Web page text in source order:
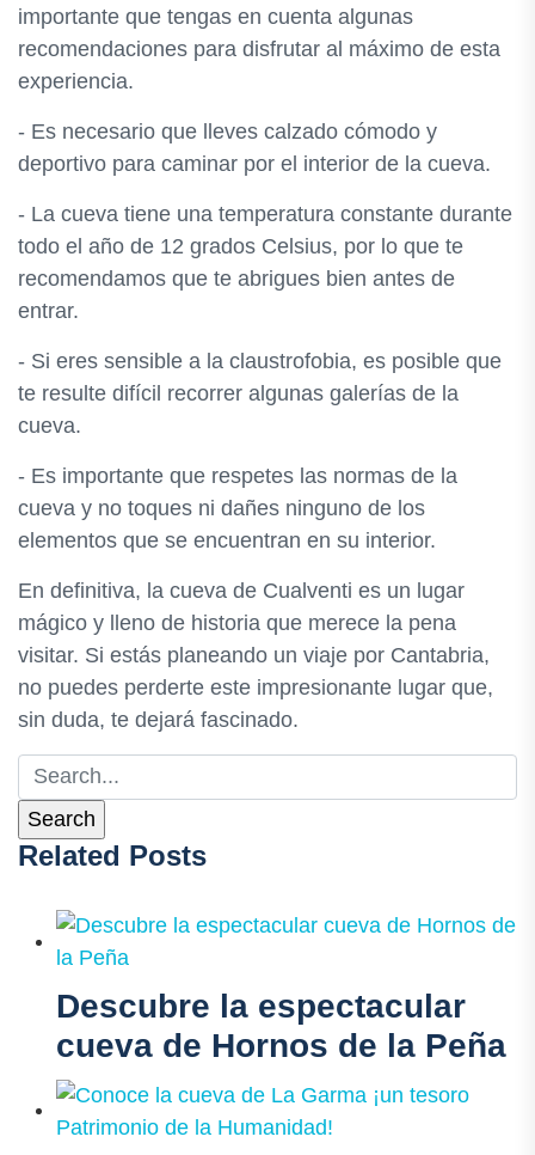
importante que tengas en cuenta algunas
recomendaciones para disfrutar al máximo de esta
experiencia.
- Es necesario que lleves calzado cómodo y
deportivo para caminar por el interior de la cueva.
- La cueva tiene una temperatura constante durante
todo el año de 12 grados Celsius, por lo que te
recomendamos que te abrigues bien antes de
entrar.
- Si eres sensible a la claustrofobia, es posible que
te resulte difícil recorrer algunas galerías de la
cueva.
- Es importante que respetes las normas de la
cueva y no toques ni dañes ninguno de los
elementos que se encuentran en su interior.
En definitiva, la cueva de Cualventi es un lugar
mágico y lleno de historia que merece la pena
visitar. Si estás planeando un viaje por Cantabria,
no puedes perderte este impresionante lugar que,
sin duda, te dejará fascinado.
Related Posts
Descubre la espectacular
cueva de Hornos de la Peña